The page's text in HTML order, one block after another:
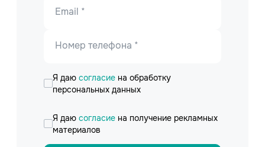
Email *
Номер телефона *
Я даю согласие на обработку
персональных данных
Я даю согласие на получение рекламных
материалов